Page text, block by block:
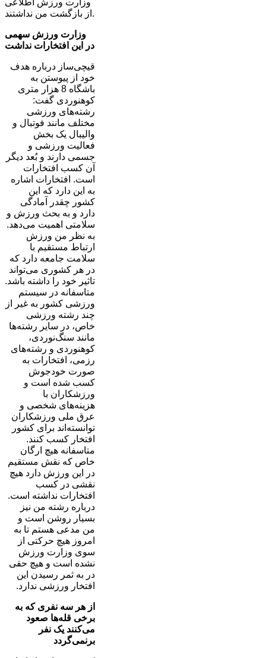
وزارت ورزش اطلاعی
از بازگشت من نداشتند.
وزارت ورزش سهمی
در این افتخارات نداشت
قیچی‌ساز درباره هدف
خود از پیوستن به
باشگاه 8 هزار متری
کوهنوردی گفت:
رشته‌های ورزشی
مختلف مانند فوتبال و
والیبال یک بخش
فعالیت ورزشی و
جسمی دارند و بُعد دیگر
آن کسب افتخارات
است. افتخارات اشاره
به این دارد که این
کشور چقدر آمادگی
دارد و به بحث ورزش و
سلامتی اهمیت می‌دهد.
به نظر من ورزش
ارتباط مستقیم با
سلامت جامعه دارد که
در هر کشوری می‌تواند
تاثیر خود را داشته باشد.
متاسفانه در سیستم
ورزشی کشور به غیر از
چند رشته ورزشی
خاص، در سایر رشته‌ها
مانند سنگ‌نوردی،
کوهنوردی و رشته‌های
رزمی، افتخارات به
صورت خودجوش
کسب شده است و
ورزشکاران با
هزینه‌های شخصی و
عرق ملی ورزشکاران
توانسته‌اند برای کشور
افتخار کسب کنند.
متاسفانه هیچ ارگان
خاص که نقش مستقیم
در این ورزش دارد هیچ
نقشی در کسب
افتخارات نداشته است.
درباره رشته من نیز
بسیار روشن است و
من مدعی هستم تا به
امروز هیچ حرکتی از
سوی وزارت ورزش
نشده است و هیچ حقی
در به ثمر رسیدن این
افتخار ورزشی ندارد.
از هر سه نفری که به
برخی قله‌ها صعود
می‌کنند یک نفر
برنمی‌گردد